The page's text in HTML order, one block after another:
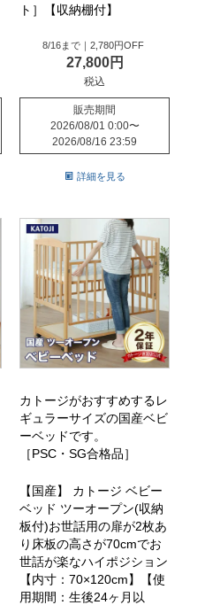
ト］【収納棚付】
8/16まで｜2,780円OFF
27,800
税込
販売期間
2026/08/01 0:00〜
2026/08/16 23:59
詳細を見る
カトージがおすすめするレ
ギュラーサイズの国産ベビ
ーベッドです。
［PSC・SG合格品］
【国産】 カトージ ベビー
ベッド ツーオープン(収納
板付)お世話用の扉が2枚あ
り床板の高さが70cmでお
世話が楽なハイポジション
【内寸：70×120cm】【使
用期間：生後24ヶ月以